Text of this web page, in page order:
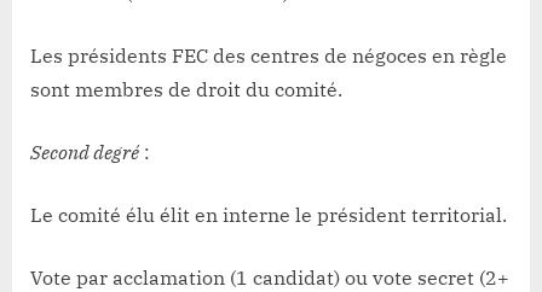
Les présidents FEC des centres de négoces en règle
sont membres de droit du comité.
Second degré :
Le comité élu élit en interne le président territorial.
Vote par acclamation (1 candidat) ou vote secret (2+